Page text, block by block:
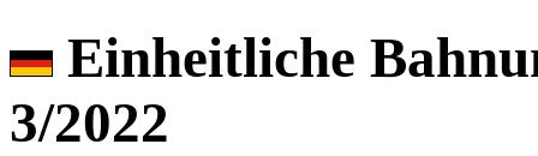
Einheitliche
3/2022